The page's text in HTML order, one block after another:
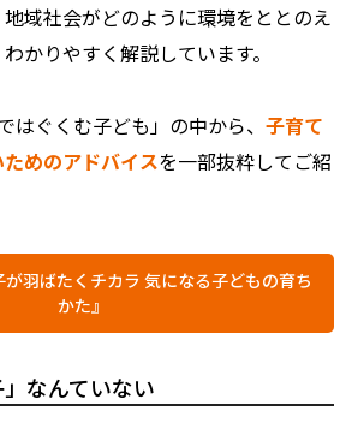
域社会がどのように環境をととのえ
かりやすく解説しています。
はぐくむ子ども」の中から、 子育て
めのアドバイスを一部抜粋してご紹
羽ばたくチカラ 気になる子どもの育ち
かた』
」なんていない